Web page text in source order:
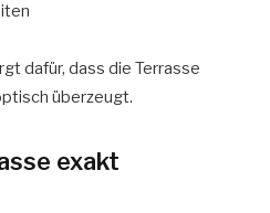
dafür, dass die Terrasse
überzeugt.
exakt